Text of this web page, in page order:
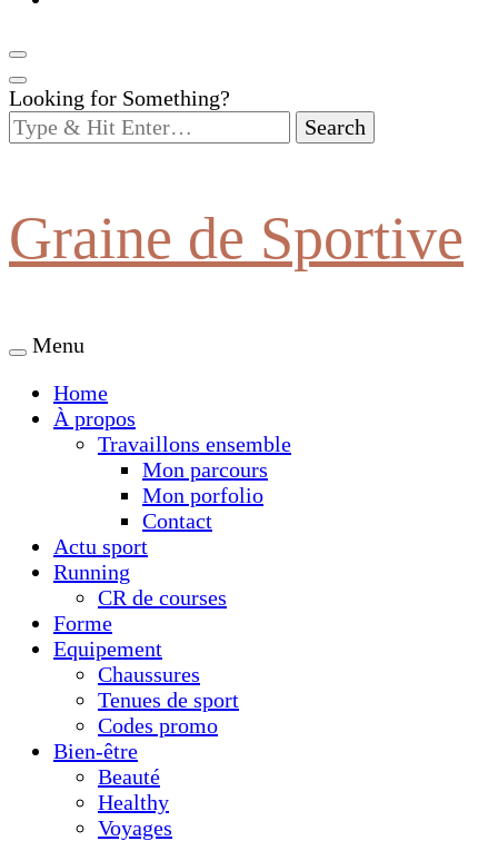
Looking for Something?
Graine de Sportive
Menu
Home
À propos
Travaillons ensemble
Mon parcours
Mon porfolio
Contact
Actu sport
Running
CR de courses
Forme
Equipement
Chaussures
Tenues de sport
Codes promo
Bien-être
Beauté
Healthy
Voyages